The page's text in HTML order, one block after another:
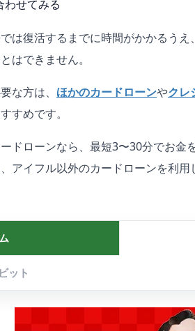
わせてみる
は復活するまでに時間がかかるうえ
はできません。
な方は、 ほかのカードローンやクレ
すめです。
ドローンなら、最短3〜30分でお金
アイフル以外のカードローンを利
ット